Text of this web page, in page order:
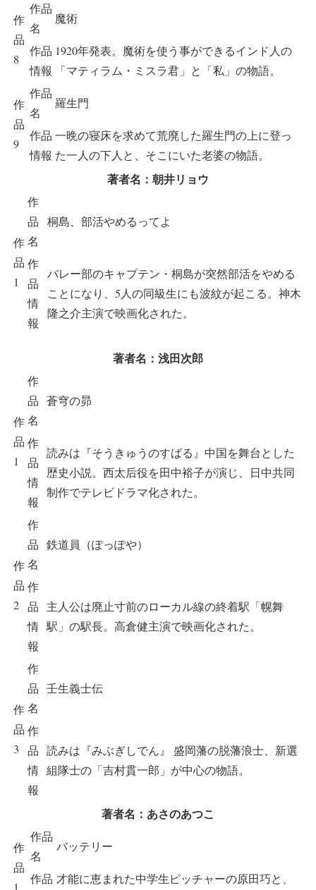
作
品
8
作品
名
魔術
作品
情報
1920年発表。魔術を使う事ができるインド人の
「マティラム・ミスラ君」と「私」の物語。
作
品
9
作品
名
羅生門
作品
情報
一晩の寝床を求めて荒廃した羅生門の上に登っ
た一人の下人と、そこにいた老婆の物語。
著者名：朝井リョウ
作
品
1
作
品
名
桐島、部活やめるってよ
作
品
情
報
バレー部のキャプテン・桐島が突然部活をやめる
ことになり、5人の同級生にも波紋が起こる。神木
隆之介主演で映画化された。
著者名：浅田次郎
作
品
1
作
品
名
蒼穹の昴
作
品
情
報
読みは『そうきゅうのすばる』中国を舞台とした
歴史小説。西太后役を田中裕子が演じ、日中共同
制作でテレビドラマ化された。
作
品
2
作
品
名
鉄道員（ぽっぽや）
作
品
情
報
主人公は廃止寸前のローカル線の終着駅「幌舞
駅」の駅長。高倉健主演で映画化された。
作
品
3
作
品
名
壬生義士伝
作
品
情
報
読みは『みぶぎしでん』 盛岡藩の脱藩浪士、新選
組隊士の「吉村貫一郎」が中心の物語。
著者名：あさのあつこ
作
品
1
作品
名
バッテリー
作品 才能に恵まれた中学生ピッチャーの原田巧と、